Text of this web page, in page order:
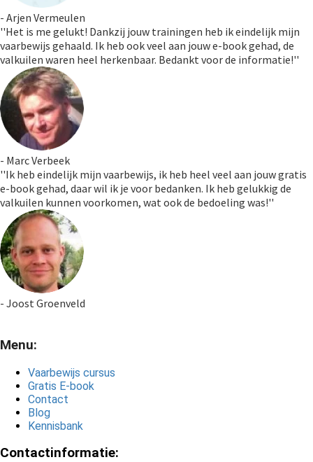
- Arjen Vermeulen
''Het is me gelukt! Dankzij jouw trainingen heb ik eindelijk mijn
vaarbewijs gehaald. Ik heb ook veel aan jouw e-book gehad, de
valkuilen waren heel herkenbaar. Bedankt voor de informatie!''
- Marc Verbeek
''Ik heb eindelijk mijn vaarbewijs, ik heb heel veel aan jouw gratis
e-book gehad, daar wil ik je voor bedanken. Ik heb gelukkig de
valkuilen kunnen voorkomen, wat ook de bedoeling was!''
- Joost Groenveld
Menu:
Vaarbewijs cursus
Gratis E-book
Contact
Blog
Kennisbank
Contactinformatie: